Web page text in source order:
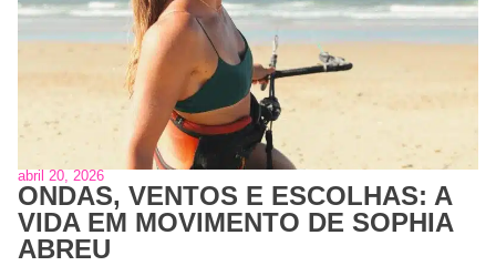
abril 20, 2026
ONDAS, VENTOS E ESCOLHAS: A
VIDA EM MOVIMENTO DE SOPHIA
ABREU